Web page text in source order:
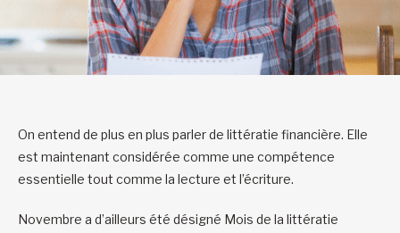
On entend de plus en plus parler de littératie financière. Elle
est maintenant considérée comme une compétence
essentielle tout comme la lecture et l’écriture.
Novembre a d’ailleurs été désigné Mois de la littératie